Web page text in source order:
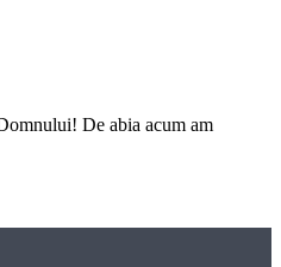
De abia acum am